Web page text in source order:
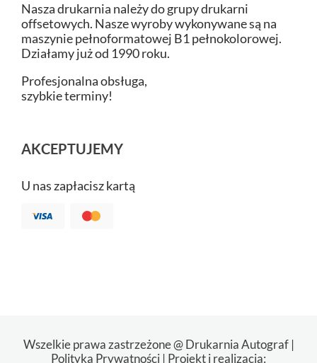
Nasza drukarnia należy do grupy drukarni
offsetowych. Nasze wyroby wykonywane są na
maszynie pełnoformatowej B1 pełnokolorowej.
Działamy już od 1990 roku.
Profesjonalna obsługa,
szybkie terminy!
AKCEPTUJEMY
U nas zapłacisz kartą
Wszelkie prawa zastrzeżone @ Drukarnia Autograf |
Polityka Prywatności | Projekt i realizacja: